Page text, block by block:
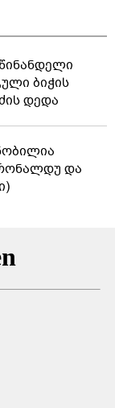
ბიჭის
დედა
და